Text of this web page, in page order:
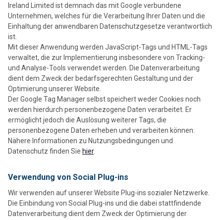
Ireland Limited ist demnach das mit Google verbundene
Unternehmen, welches für die Verarbeitung Ihrer Daten und die
Einhaltung der anwendbaren Datenschutzgesetze verantwortlich
ist.
Mit dieser Anwendung werden JavaScript-Tags und HTML-Tags
verwaltet, die zur Implementierung insbesondere von Tracking-
und Analyse-Tools verwendet werden. Die Datenverarbeitung
dient dem Zweck der bedarfsgerechten Gestaltung und der
Optimierung unserer Website.
Der Google Tag Manager selbst speichert weder Cookies noch
werden hierdurch personenbezogene Daten verarbeitet. Er
ermöglicht jedoch die Auslösung weiterer Tags, die
personenbezogene Daten erheben und verarbeiten können.
Nähere Informationen zu Nutzungsbedingungen und
Datenschutz finden Sie hier.
Verwendung von Social Plug-ins
Wir verwenden auf unserer Website Plug-ins sozialer Netzwerke.
Die Einbindung von Social Plug-ins und die dabei stattfindende
Datenverarbeitung dient dem Zweck der Optimierung der